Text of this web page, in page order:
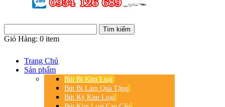
Giỏ Hàng: 0 item
Trang Chủ
Sản phẩm
Bút Bi Kim Loại
Bút Bi Làm Quà Tặng
Bút Ký Kim Loại